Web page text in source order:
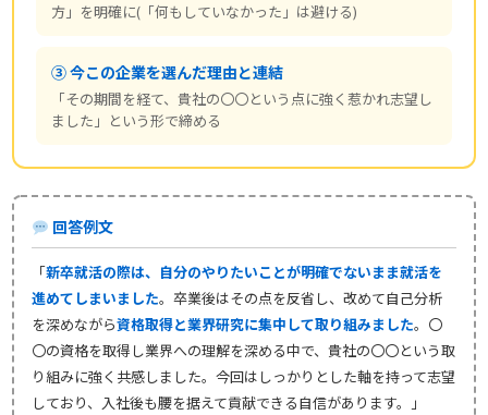
方」を明確に(「何もしていなかった」は避ける)
③ 今この企業を選んだ理由と連結
「その期間を経て、貴社の〇〇という点に強く惹かれ志望し
ました」という形で締める
回答例文
「新卒就活の際は、自分のやりたいことが明確でないまま就活を
進めてしまいました。卒業後はその点を反省し、改めて自己分析
を深めながら資格取得と業界研究に集中して取り組みました。〇
〇の資格を取得し業界への理解を深める中で、貴社の〇〇という取
り組みに強く共感しました。今回はしっかりとした軸を持って志望
しており、入社後も腰を据えて貢献できる自信があります。」